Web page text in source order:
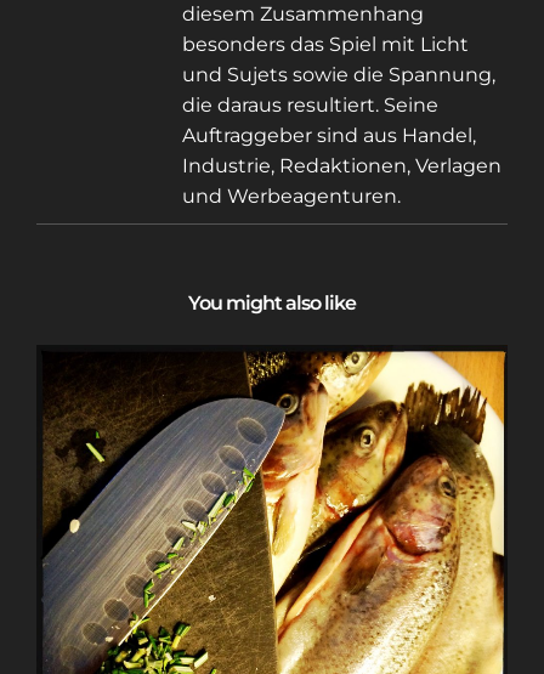
diesem Zusammenhang
besonders das Spiel mit Licht
und Sujets sowie die Spannung,
die daraus resultiert. Seine
Auftraggeber sind aus Handel,
Industrie, Redaktionen, Verlagen
und Werbeagenturen.
You might also like